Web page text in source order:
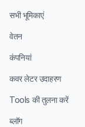
सभी भूमिकाएं
वेतन
कंपनियां
कवर लेटर उदाहरण
Tools की तुलना करें
ब्लॉग